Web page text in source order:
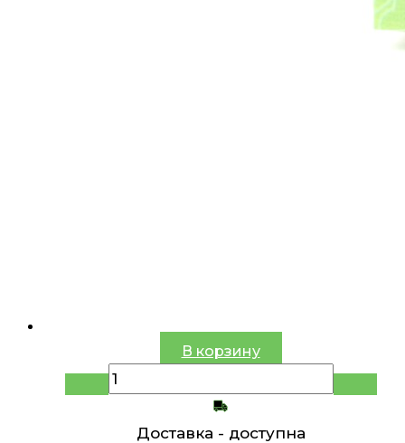
В корзину
Доставка - доступна